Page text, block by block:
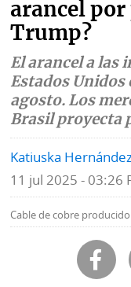
Mundo
Ponle
Firma
arancel por
Trump?
El arancel a las
Estados Unidos
agosto. Los
Brasil proyecta
Katiuska
11 jul 2025 - 03:26
Cable de cobre